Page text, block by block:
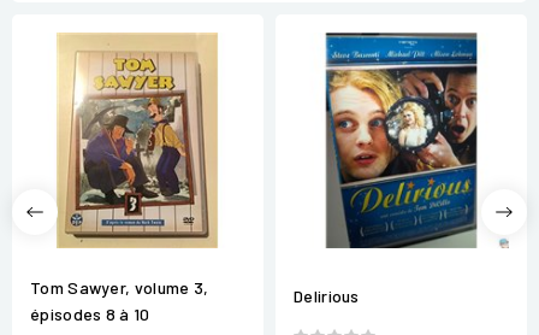
Tom Sawyer, volume 3,
épisodes 8 à 10
Delirious